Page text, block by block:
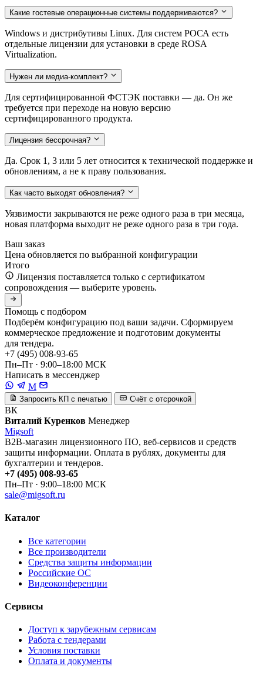
Какие гостевые операционные системы поддерживаются?
Windows и дистрибутивы Linux. Для систем РОСА есть
отдельные лицензии для установки в среде ROSA
Virtualization.
Нужен ли медиа-комплект?
Для сертифицированной ФСТЭК поставки — да. Он же
требуется при переходе на новую версию
сертифицированного продукта.
Лицензия бессрочная?
Да. Срок 1, 3 или 5 лет относится к технической поддержке и
обновлениям, а не к праву пользования.
Как часто выходят обновления?
Уязвимости закрываются не реже одного раза в три месяца,
новая платформа выходит не реже одного раза в три года.
Ваш заказ
Цена обновляется по выбранной конфигурации
Итого
Лицензия поставляется только с сертификатом
сопровождения — выберите уровень.
Помощь с подбором
Подберём конфигурацию под ваши задачи. Сформируем
коммерческое предложение и подготовим документы
для тендера.
+7 (495) 008-93-65
Пн–Пт · 9:00–18:00 МСК
Написать в мессенджер
M
Запросить КП с печатью Счёт с отсрочкой
ВК
Виталий Куренков Менеджер
Migsoft
B2B-магазин лицензионного ПО, веб-сервисов и средств
защиты информации. Оплата в рублях, документы для
бухгалтерии и тендеров.
+7 (495) 008-93-65
Пн–Пт · 9:00–18:00 МСК
sale@migsoft.ru
Каталог
Все категории
Все производители
Средства защиты информации
Российские ОС
Видеоконференции
Сервисы
Доступ к зарубежным сервисам
Работа с тендерами
Условия поставки
Оплата и документы